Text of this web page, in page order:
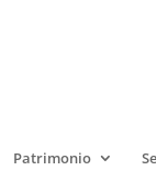
Patrimonio